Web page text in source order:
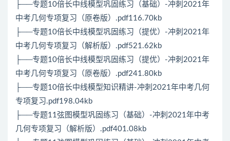
├──专题10倍长中线模型巩固练习（基础）-冲刺2021年
中考几何专项复习（原卷版）.pdf116.70kb
├──专题10倍长中线模型巩固练习（提优）-冲刺2021年
中考几何专项复习（解析版）.pdf521.62kb
├──专题10倍长中线模型巩固练习（提优）-冲刺2021年
中考几何专项复习（原卷版）.pdf241.80kb
├──专题10倍长中线模型知识精讲-冲刺2021年中考几何
专项复习.pdf198.04kb
├──专题11弦图模型巩固练习（基础）-冲刺2021年中考
几何专项复习（解析版）.pdf401.08kb